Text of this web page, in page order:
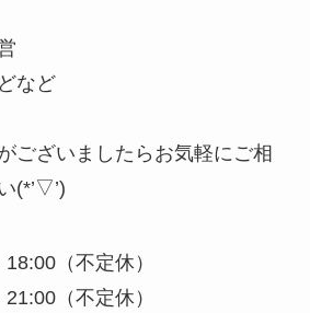
など
ございましたらお気軽にご相
(*’▽’)
（不定休）
（不定休）